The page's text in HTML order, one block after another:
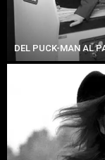
DEL PUCK-MAN AL